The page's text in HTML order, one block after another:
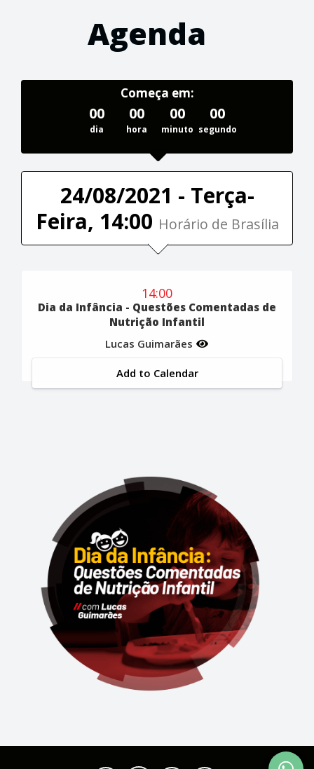
Agenda
Começa em:
00
dia
00
hora
00
minuto
00
segundo
24/08/2021 - Terça-
Feira, 14:00 Horário de Brasília
14:00
Dia da Infância - Questões Comentadas de
Nutrição Infantil
Lucas Guimarães
Add to Calendar